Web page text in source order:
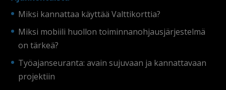
Miksi kannattaa käyttää Valttikorttia?
Miksi mobiili huollon toiminnanohjausjärjestelmä
on tärkeä?
Työajanseuranta: avain sujuvaan ja kannattavaan
projektiin